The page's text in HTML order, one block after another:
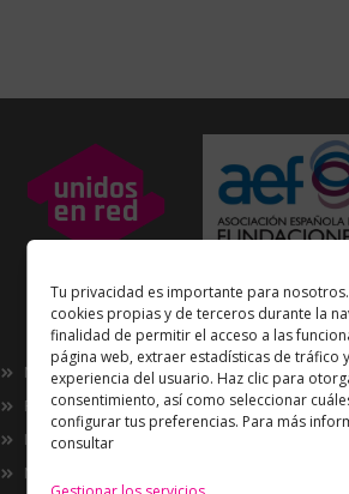
Tu privacidad es importante para
cookies propias y de terceros durante la
finalidad de permitir el acceso a las
página web, extraer estadísticas de tráfico
experiencia del usuario. Haz clic para
consentimiento, así como seleccionar
configurar tus preferencias. Para más
consultar
Enlaces de
Nosotros
Proyectos
Innovación
Now
de laAsociación Española